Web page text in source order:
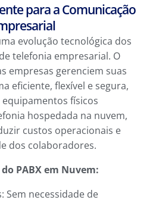
para a Comunicação
evolução tecnológica dos
telefonia empresarial. O
empresas gerenciem suas
eficiente, flexível e segura,
equipamentos físicos
hospedada na nuvem,
custos operacionais e
dos colaboradores.
PABX em Nuvem:
Sem necessidade de